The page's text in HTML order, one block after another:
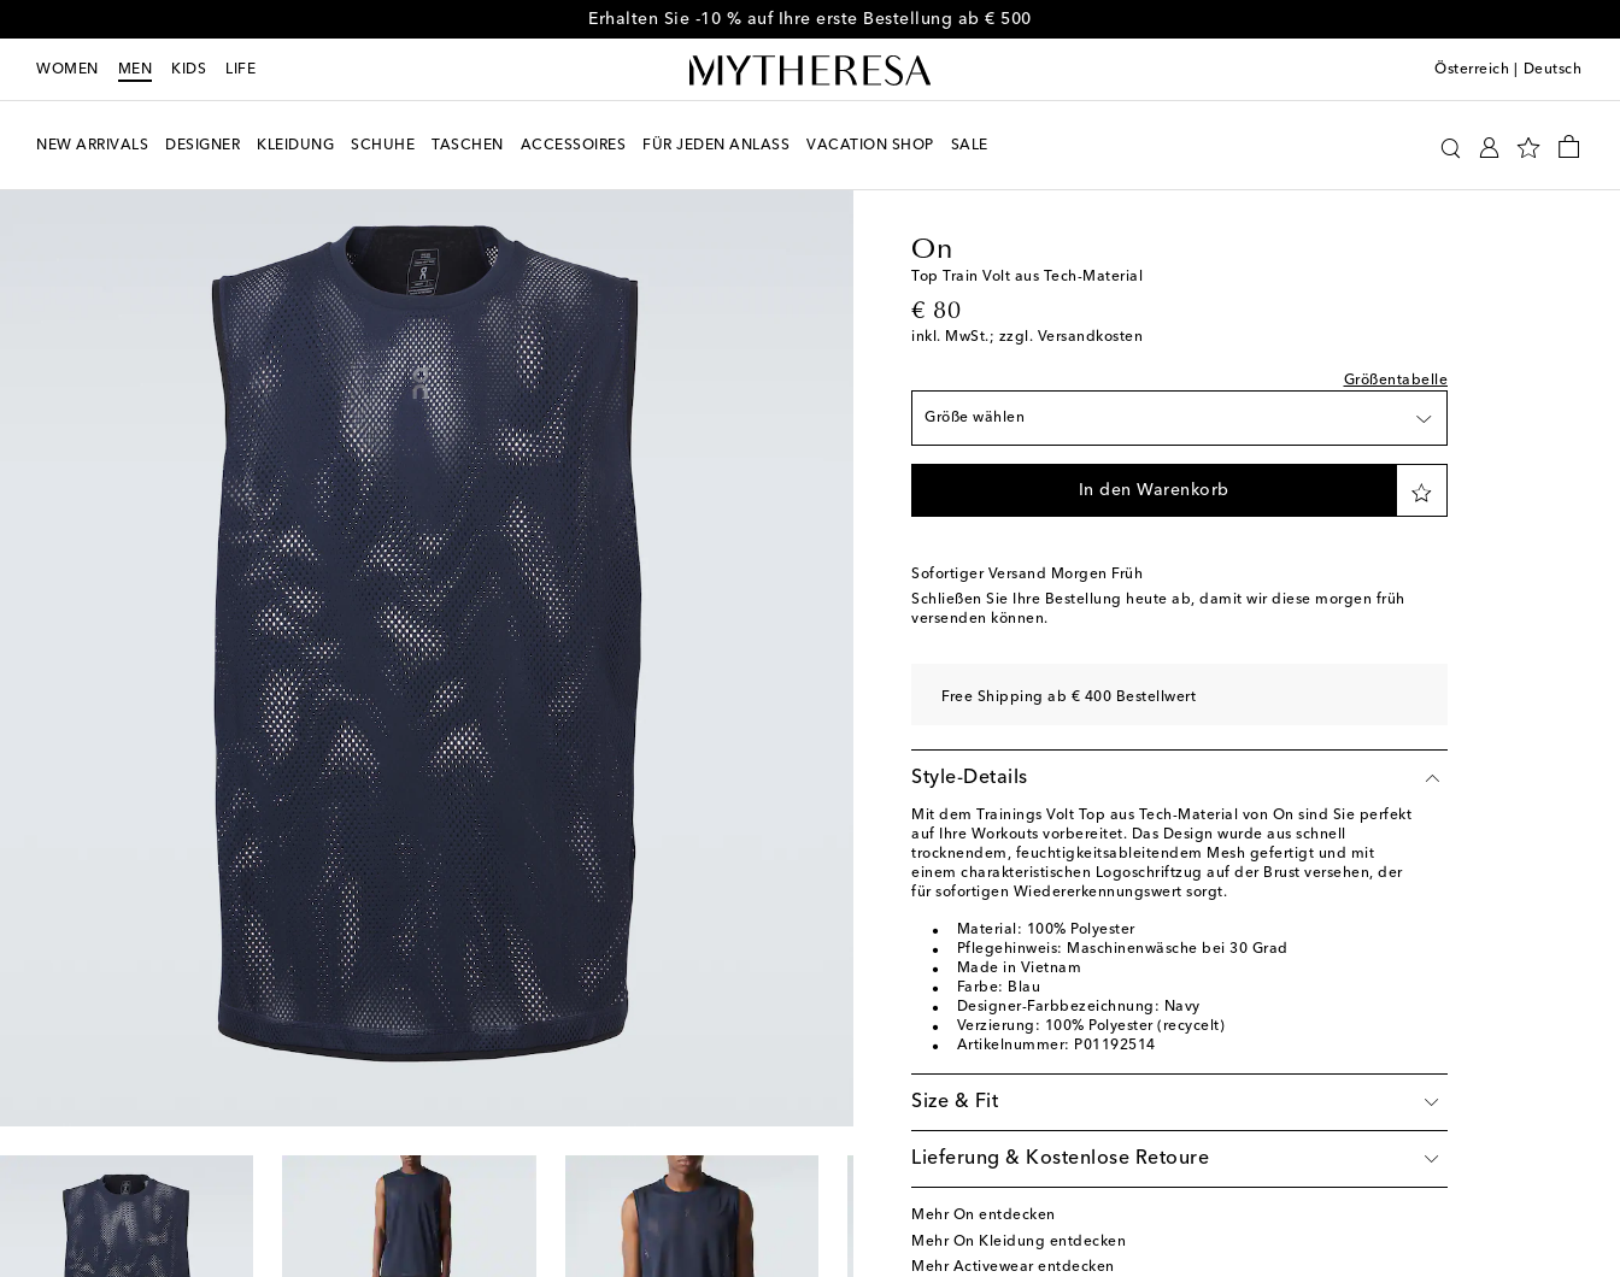
Erhalten Sie -10 % auf Ihre erste Bestellung ab € 500
WOMEN MEN KIDS LIFE Österreich Deutsch
NEW ARRIVALS DESIGNER KLEIDUNG SCHUHE TASCHEN ACCESSOIRES FÜR JEDEN ANLASS VACATION SHOP SALE
On
Top Train Volt aus Tech-Material
€ 80
original price
inkl. MwSt.; zzgl. Versandkosten
Größentabelle
Größe wählen
XS / EU 44
S / EU 46 Letzter Artikel
M / EU 48
L / EU 50
XXL / EU 54
In den Warenkorb
Sofortiger Versand Morgen Früh
Schließen Sie Ihre Bestellung heute ab, damit wir diese morgen früh
versenden können.
Free Shipping ab € 400 Bestellwert
Style-Details
Mit dem Trainings Volt Top aus Tech-Material von On sind Sie perfekt
auf Ihre Workouts vorbereitet. Das Design wurde aus schnell
trocknendem, feuchtigkeitsableitendem Mesh gefertigt und mit
einem charakteristischen Logoschriftzug auf der Brust versehen, der
für sofortigen Wiedererkennungswert sorgt.
Material: 100% Polyester
Pflegehinweis: Maschinenwäsche bei 30 Grad
Made in Vietnam
Farbe: Blau
Designer-Farbbezeichnung: Navy
Verzierung: 100% Polyester (recycelt)
Artikelnummer: P01192514
Size & Fit
Lieferung & Kostenlose Retoure
Mehr On entdecken
Mehr On Kleidung entdecken
Mehr Activewear entdecken